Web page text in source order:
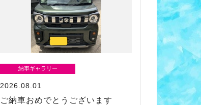
納車ギャラリー
2026.08.01
ご納車おめでとうございます